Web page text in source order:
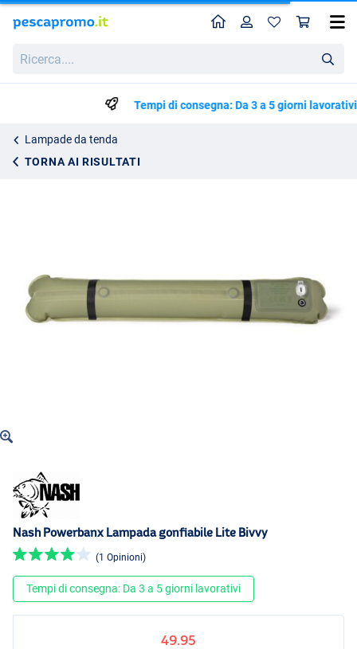
HomeProfilo
Tempi di consegna: Da 3 a 5 giorni lavorativi
Lampade da tenda
TORNA AI RISULTATI
Nash Powerbanx Lampada gonfiabile Lite Bivvy
Nash Powerbanx Lampada gonfiabile Lite Bivvy
(1 Opinioni)
Tempi di consegna: Da 3 a 5 giorni lavorativi
49.95